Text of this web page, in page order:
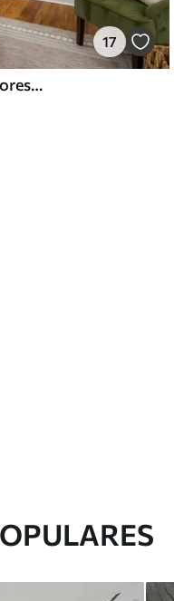
17
Transparência do córrego da floresta